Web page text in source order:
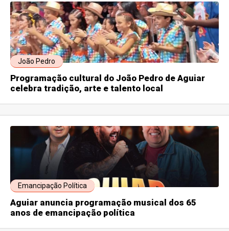
João Pedro
Programação cultural do João Pedro de Aguiar
celebra tradição, arte e talento local
Emancipação Política
Aguiar anuncia programação musical dos 65
anos de emancipação política